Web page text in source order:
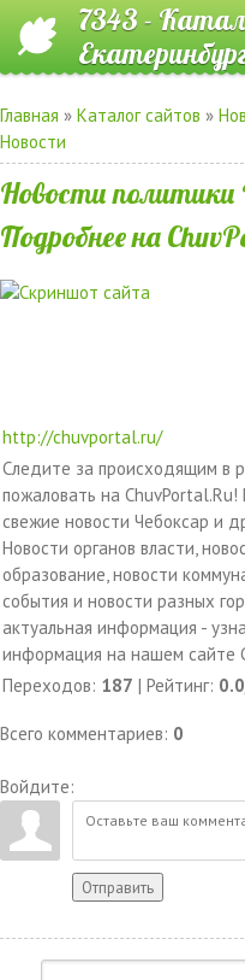
7343 -
Главная » Каталог сайтов »
Новости
Новости политики
Подробнее на
http://chuvportal.ru/
Следите за происходящим в
пожаловать на
свежие новости Чебоксар и
Новости органов власти,
образование, новости
события и новости разных
актуальная информация -
информация на нашем сайте
Переходов: 187 | Рейтинг: 0.0
Всего комментариев: 0
Войдите:
Отправить